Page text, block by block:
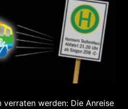
verraten werden: Die Anreise